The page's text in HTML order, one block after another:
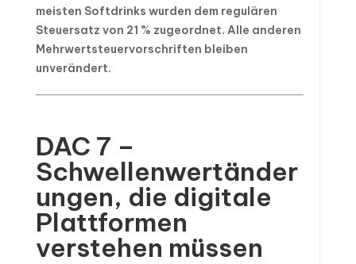
meisten Softdrinks wurden dem regulären
Steuersatz von 21 % zugeordnet. Alle anderen
Mehrwertsteuervorschriften bleiben
unverändert.
DAC 7 –
Schwellenwertänder
ungen, die digitale
Plattformen
verstehen müssen